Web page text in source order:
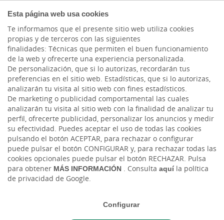
Esta página web usa cookies
Te informamos que el presente sitio web utiliza cookies
propias y de terceros con las siguientes
finalidades: Técnicas que permiten el buen funcionamiento
de la web y ofrecerte una experiencia personalizada.
De personalización, que si lo autorizas, recordarán tus
preferencias en el sitio web. Estadísticas, que si lo autorizas,
analizarán tu visita al sitio web con fines estadísticos.
De marketing o publicidad comportamental las cuales
analizarán tu visita al sitio web con la finalidad de analizar tu
perfil, ofrecerte publicidad, personalizar los anuncios y medir
su efectividad. Puedes aceptar el uso de todas las cookies
pulsando el botón ACEPTAR, para rechazar o configurar
puede pulsar el botón CONFIGURAR y, para rechazar todas las
cookies opcionales puede pulsar el botón RECHAZAR. Pulsa
para obtener MÁS INFORMACIÓN . Consulta aquíla política
de privacidad de Google.
Configurar
Financiación a corto plazo / Liquidez